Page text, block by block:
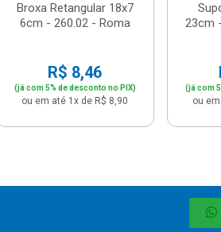
Broxa Retangular 18x7
6cm - 260.02 - Roma
R$ 8,46
(já com 5% de desconto no PIX)
ou em até 1x de R$ 8,90
23cm
(já com
ou